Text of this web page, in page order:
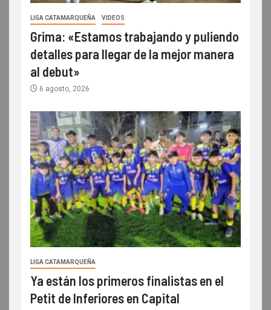
LIGA CATAMARQUEÑA VIDEOS
Grima: «Estamos trabajando y puliendo
detalles para llegar de la mejor manera
al debut»
6 agosto, 2026
LIGA CATAMARQUEÑA
Ya están los primeros finalistas en el
Petit de Inferiores en Capital